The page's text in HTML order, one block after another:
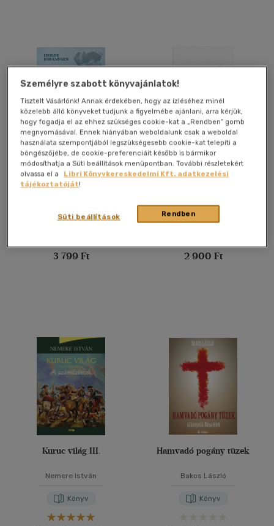
Angol(128)
Bosnyák(1)
Francia(1)
Német(14)
Olasz(4)
Orosz(1)
Spanyol(3)
Vélemény szerint
(132)
Megölni a királyt!
Izolde Johannsen
Utolsó ismert ár:
3 799 Ft
Megalkuvók
Utolsó ismert ár:
2 900 Ft
Kuruc világ III.
Nemere István
Könyv
Hamvadó pogány tüzek
Bakos László
Könyv
Személyre szabott könyvajánlatok!
Tisztelt Vásárlónk! Annak érdekében, hogy az ízléséhez minél
közelebb álló könyveket tudjunk a figyelmébe ajánlani, arra kérjük,
hogy fogadja el az ehhez szükséges cookie-kat a „Rendben” gomb
megnyomásával. Ennek hiányában weboldalunk csak a weboldal
használata szempontjából legszükségesebb cookie-kat telepíti a
böngészőjébe, de cookie-preferenciáit később is bármikor
módosíthatja a Süti beállítások menüpontban. További részletekért
olvassa el a
Libri Könyvkereskedelmi Kft. adatkezelési
tájékoztatóját!
Rendben
Süti beállítások